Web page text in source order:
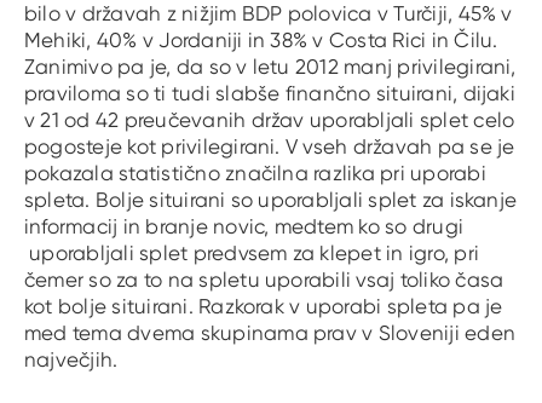
bilo v državah z nižjim BDP polovica v Turčiji, 45% v
Mehiki, 40% v Jordaniji in 38% v Costa Rici in Čilu.
Zanimivo pa je, da so v letu 2012 manj privilegirani,
praviloma so ti tudi slabše finančno situirani, dijaki
v 21 od 42 preučevanih držav uporabljali splet celo
pogosteje kot privilegirani. V vseh državah pa se je
pokazala statistično značilna razlika pri uporabi
spleta. Bolje situirani so uporabljali splet za iskanje
informacij in branje novic, medtem ko so drugi
uporabljali splet predvsem za klepet in igro, pri
čemer so za to na spletu uporabili vsaj toliko časa
kot bolje situirani. Razkorak v uporabi spleta pa je
med tema dvema skupinama prav v Sloveniji eden
največjih.